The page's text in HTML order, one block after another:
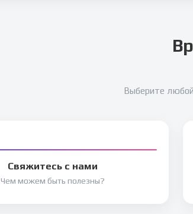
Выберите
Свяжитесь с нами
Чем можем быть полезны?